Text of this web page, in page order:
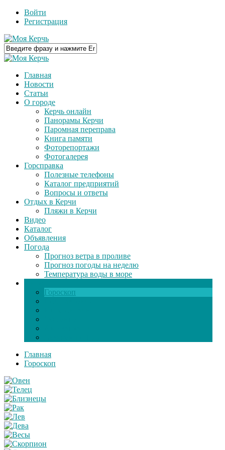
Войти
Регистрация
Главная
Новости
Статьи
О городе
Керчь онлайн
Панорамы Керчи
Паромная переправа
Книга памяти
Фоторепортажи
Фотогалерея
Горсправка
Полезные телефоны
Каталог предприятий
Вопросы и ответы
Отдых в Керчи
Пляжи в Керчи
Видео
Каталог
Объявления
Погода
Прогноз ветра в проливе
Прогноз погоды на неделю
Температура воды в море
Гороскоп
Главная
Гороскоп